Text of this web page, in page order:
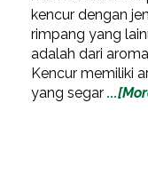
kencur dengan
rimpang yang
adalah dari
Kencur memiliki
yang segar